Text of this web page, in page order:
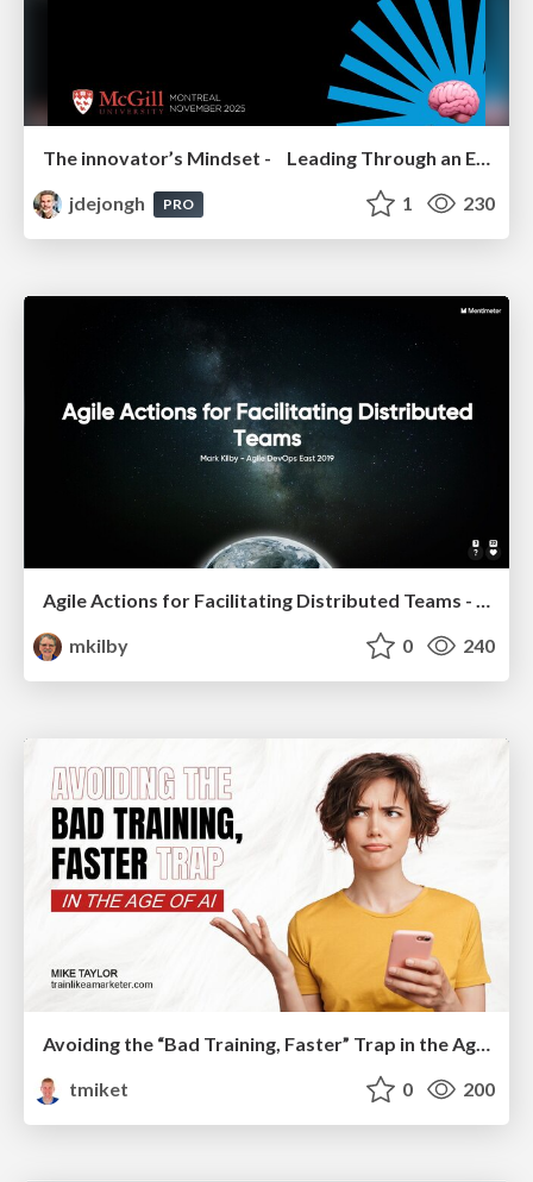
The innovator’s Mindset - Leading Through an Era of Exponential Change - McGill University 2025
jdejongh
PRO 1 230
Agile Actions for Facilitating Distributed Teams - ADO2019
mkilby
0 240
tmiket
0 200